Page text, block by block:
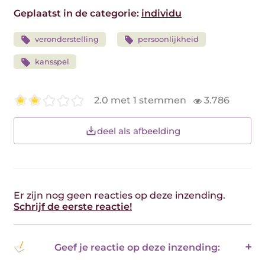
Geplaatst in de categorie: individu
veronderstelling persoonlijkheid
kansspel
2.0 met 1 stemmen 3.786
deel als afbeelding
Er zijn nog geen reacties op deze inzending.
Schrijf de eerste reactie!
Geef je reactie op deze inzending: